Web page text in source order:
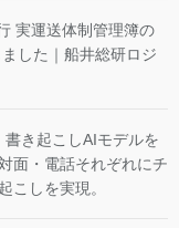
実運送体制管理簿の
した｜船井総研ロジ
き起こしAIモデルを
面・電話それぞれにチ
こしを実現。